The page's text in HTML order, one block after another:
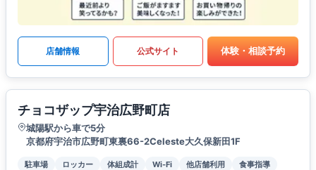
店舗情報 公式サイト 体験・相談予約
チョコザップ宇治広野町店
城陽駅から車で5分
京都府宇治市広野町東裏66-2Celeste大久保新田1F
駐車場 ロッカー 体組成計 Wi-Fi 他店舗利用
食事指導